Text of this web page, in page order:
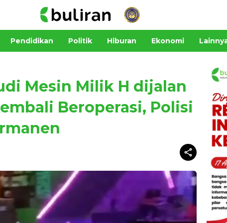
Pendidikan Politik Hiburan Ekonomi
Mesin Milik H dijalan
Beroperasi, Polisi